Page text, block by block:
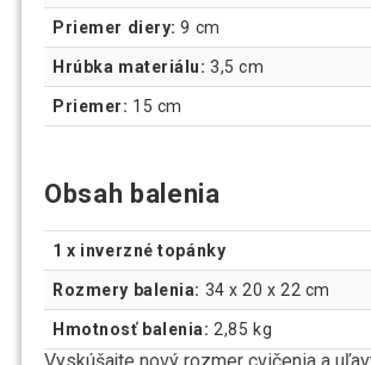
Priemer diery: 9 cm
Hrúbka materiálu: 3,5 cm
Priemer: 15 cm
Obsah balenia
1 x inverzné topánky
Rozmery balenia: 34 x 20 x 22 cm
Hmotnosť balenia: 2,85 kg